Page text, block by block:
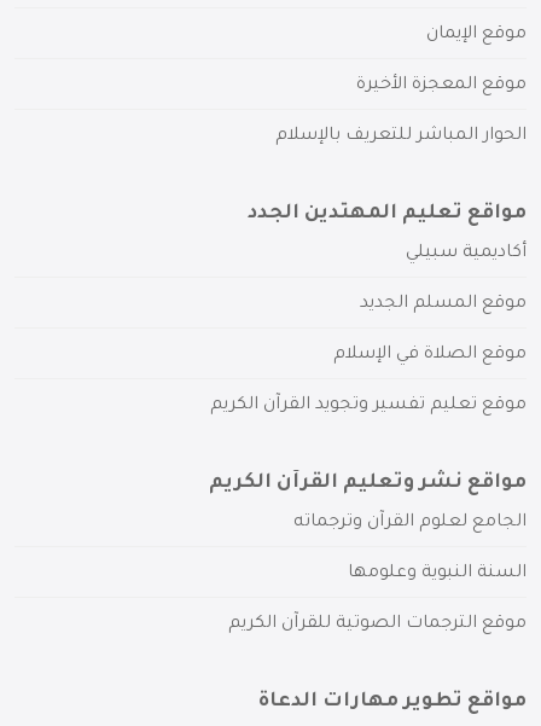
موقع الإيمان
موقع المعجزة الأخيرة
الحوار المباشر للتعريف بالإسلام
مواقع تعليم المهتدين الجدد
أكاديمية سبيلي
موقع المسلم الجديد
موقع الصلاة في الإسلام
موقع تعليم تفسير وتجويد القرآن الكريم
مواقع نشر وتعليم القرآن الكريم
الجامع لعلوم القرآن وترجماته
السنة النبوية وعلومها
موقع الترجمات الصوتية للقرآن الكريم
مواقع تطوير مهارات الدعاة